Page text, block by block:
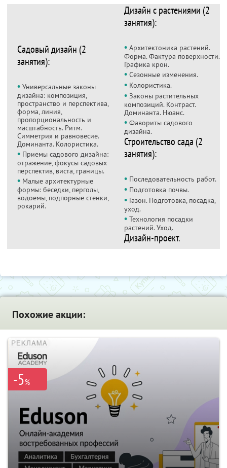
Садовый дизайн (2
занятия):
• Универсальные законы
дизайна: композиция,
пространство и перспектива,
форма, линия,
пропорциональность и
масштабность. Ритм.
Симметрия и равновесие.
Доминанта. Колористика.
• Приемы садового дизайна:
отражение, фокусы садовых
перспектив, виста, границы.
• Малые архитектурные
формы: беседки, перголы,
водоемы, подпорные стенки,
рокарий.
Дизайн с растениями (2
занятия):
• Архитектоника растений.
Форма. Фактура поверхности.
Графика крон.
• Сезонные изменения.
• Колористика.
• Законы растительных
композиций. Контраст.
Доминанта. Нюанс.
• Фавориты садового
дизайна.
Строительство сада (2
занятия):
• Последовательность работ.
• Подготовка почвы.
• Газон. Подготовка, посадка,
уход.
• Технология посадки
растений. Уход.
Дизайн-проект.
Похожие акции:
-5%